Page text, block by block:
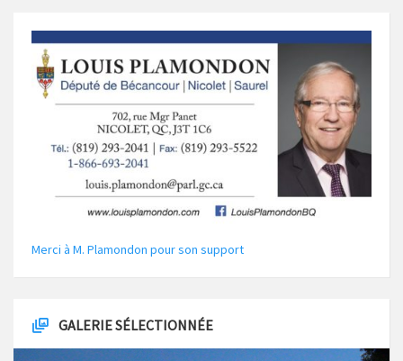
Merci à M. Plamondon pour son support
GALERIE SÉLECTIONNÉE